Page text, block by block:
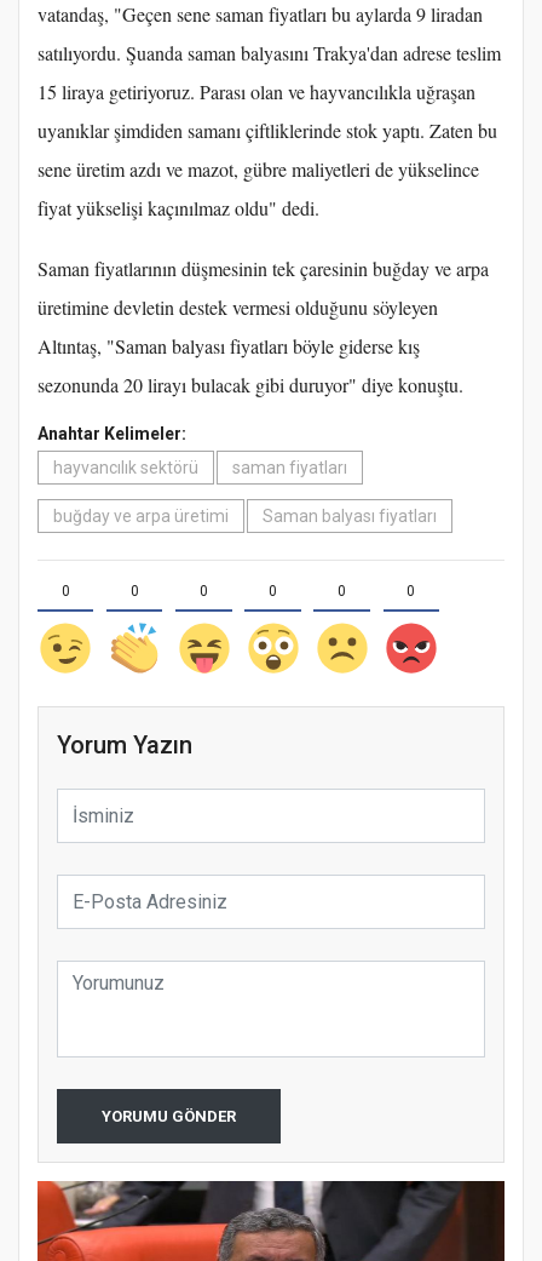
vatandaş, "Geçen sene saman fiyatları bu aylarda 9 liradan
satılıyordu. Şuanda saman balyasını Trakya'dan adrese teslim
15 liraya getiriyoruz. Parası olan ve hayvancılıkla uğraşan
uyanıklar şimdiden samanı çiftliklerinde stok yaptı. Zaten bu
sene üretim azdı ve mazot, gübre maliyetleri de yükselince
fiyat yükselişi kaçınılmaz oldu" dedi.
Saman fiyatlarının düşmesinin tek çaresinin buğday ve arpa
üretimine devletin destek vermesi olduğunu söyleyen
Altıntaş, "Saman balyası fiyatları böyle giderse kış
sezonunda 20 lirayı bulacak gibi duruyor" diye konuştu.
Anahtar Kelimeler:
hayvancılık sektörü
saman fiyatları
buğday ve arpa üretimi Saman balyası fiyatları
0 0 0 0 0 0
Yorum Yazın
YORUMU GÖNDER